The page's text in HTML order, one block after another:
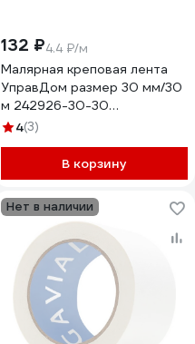
132 ₽4.4 ₽/м
Малярная креповая лента
УправДом размер 30 мм/30
м 242926-30-30
4100003483
4(3)
В корзину
Нет в наличии